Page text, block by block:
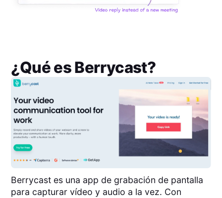
¿Qué esBerrycast?
Berrycast es una app de grabación de pantalla
para capturar vídeo y audio a la vez. Con